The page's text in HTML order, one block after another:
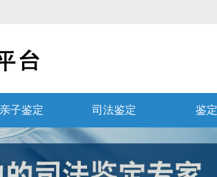
子鉴定 司法鉴定 鉴